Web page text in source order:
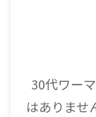
30代ワー
はありませ